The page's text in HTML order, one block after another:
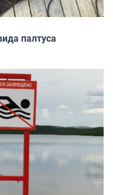
палтуса